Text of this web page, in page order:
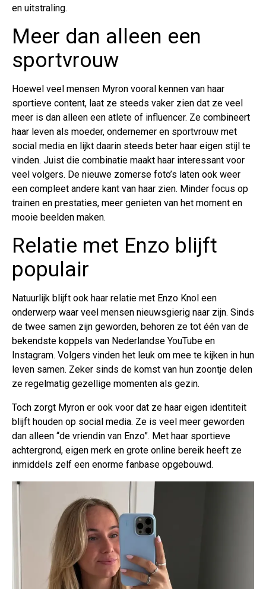
en uitstraling.
Meer dan alleen een
sportvrouw
Hoewel veel mensen Myron vooral kennen van haar
sportieve content, laat ze steeds vaker zien dat ze veel
meer is dan alleen een atlete of influencer. Ze combineert
haar leven als moeder, ondernemer en sportvrouw met
social media en lijkt daarin steeds beter haar eigen stijl te
vinden. Juist die combinatie maakt haar interessant voor
veel volgers. De nieuwe zomerse foto’s laten ook weer
een compleet andere kant van haar zien. Minder focus op
trainen en prestaties, meer genieten van het moment en
mooie beelden maken.
Relatie met Enzo blijft
populair
Natuurlijk blijft ook haar relatie met Enzo Knol een
onderwerp waar veel mensen nieuwsgierig naar zijn. Sinds
de twee samen zijn geworden, behoren ze tot één van de
bekendste koppels van Nederlandse YouTube en
Instagram. Volgers vinden het leuk om mee te kijken in hun
leven samen. Zeker sinds de komst van hun zoontje delen
ze regelmatig gezellige momenten als gezin.
Toch zorgt Myron er ook voor dat ze haar eigen identiteit
blijft houden op social media. Ze is veel meer geworden
dan alleen “de vriendin van Enzo”. Met haar sportieve
achtergrond, eigen merk en grote online bereik heeft ze
inmiddels zelf een enorme fanbase opgebouwd.